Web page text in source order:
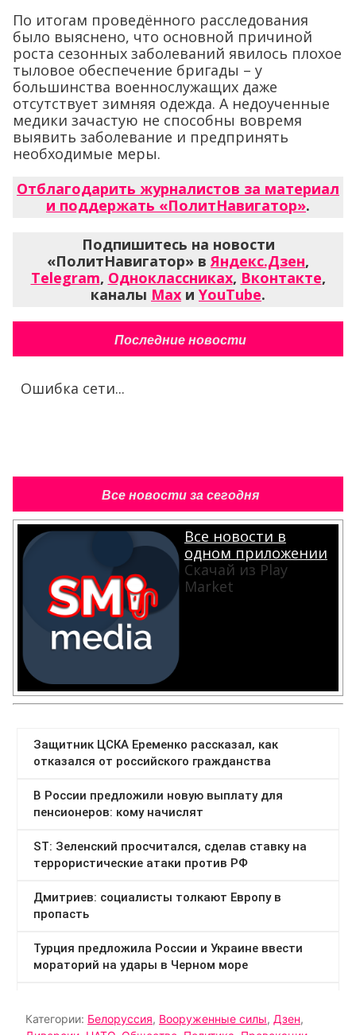
По итогам проведённого расследования
было выяснено, что основной причиной
роста сезонных заболеваний явилось плохое
тыловое обеспечение бригады – у
большинства военнослужащих даже
отсутствует зимняя одежда. А недоученные
медики зачастую не способны вовремя
выявить заболевание и предпринять
необходимые меры.
Отблагодарить журналистов за материал
и поддержать «ПолитНавигатор».
Подпишитесь на новости
«ПолитНавигатор» в Яндекс.Дзен,
Telegram, Одноклассниках, Вконтакте,
каналы Max и YouTube.
Последние новости
Ошибка сети...
Все новости за сегодня
Все новости в
одном приложении
Скачай из Play
Market
Категории: Белоруссия, Вооруженные силы, Дзен,